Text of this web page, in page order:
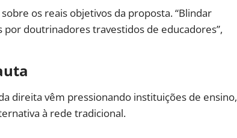
os reais objetivos da proposta. “Blindar
doutrinadores travestidos de educadores”,
direita vêm pressionando instituições de ensino,
à rede tradicional.